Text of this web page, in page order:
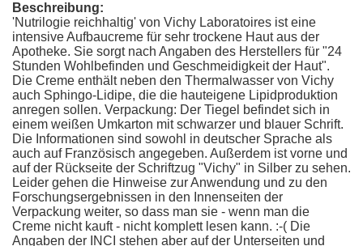
Beschreibung:
'Nutrilogie reichhaltig' von Vichy Laboratoires ist eine
intensive Aufbaucreme für sehr trockene Haut aus der
Apotheke. Sie sorgt nach Angaben des Herstellers für "24
Stunden Wohlbefinden und Geschmeidigkeit der Haut".
Die Creme enthält neben den Thermalwasser von Vichy
auch Sphingo-Lidipe, die die hauteigene Lipidproduktion
anregen sollen. Verpackung: Der Tiegel befindet sich in
einem weißen Umkarton mit schwarzer und blauer Schrift.
Die Informationen sind sowohl in deutscher Sprache als
auch auf Französisch angegeben. Außerdem ist vorne und
auf der Rückseite der Schriftzug "Vichy" in Silber zu sehen.
Leider gehen die Hinweise zur Anwendung und zu den
Forschungsergebnissen in den Innenseiten der
Verpackung weiter, so dass man sie - wenn man die
Creme nicht kauft - nicht komplett lesen kann. :-( Die
Angaben der INCI stehen aber auf der Unterseiten und